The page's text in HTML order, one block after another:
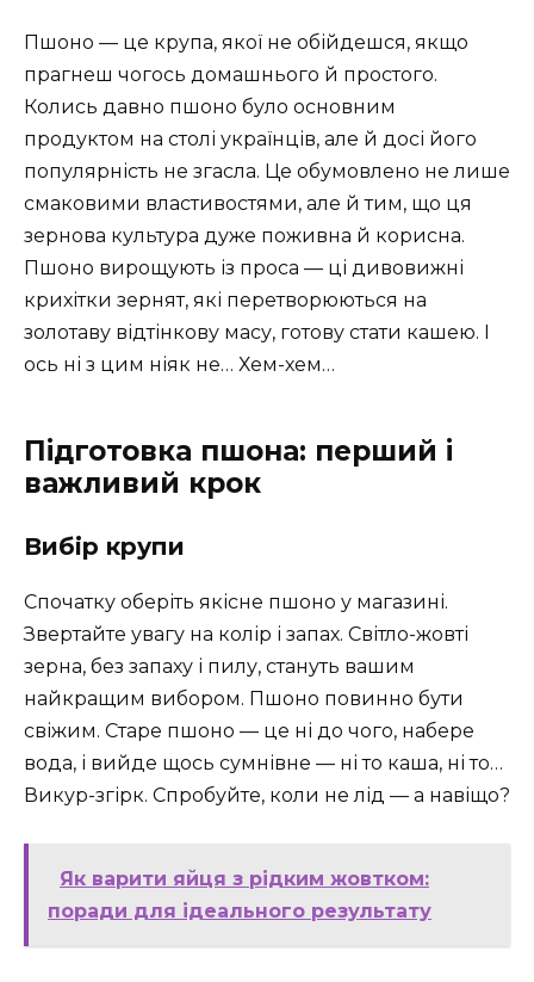
Пшоно — це крупа, якої не обійдешся, якщо
прагнеш чогось домашнього й простого.
Колись давно пшоно було основним
продуктом на столі українців, але й досі його
популярність не згасла. Це обумовлено не лише
смаковими властивостями, але й тим, що ця
зернова культура дуже поживна й корисна.
Пшоно вирощують із проса — ці дивовижні
крихітки зернят, які перетворюються на
золотаву відтінкову масу, готову стати кашею. І
ось ні з цим ніяк не… Хем-хем…
Підготовка пшона: перший і
важливий крок
Вибір крупи
Спочатку оберіть якісне пшоно у магазині.
Звертайте увагу на колір і запах. Світло-жовті
зерна, без запаху і пилу, стануть вашим
найкращим вибором. Пшоно повинно бути
свіжим. Старе пшоно — це ні до чого, набере
вода, і вийде щось сумнівне — ні то каша, ні то…
Викур-згірк. Спробуйте, коли не лід — а навіщо?
Як варити яйця з рідким жовтком:
поради для ідеального результату